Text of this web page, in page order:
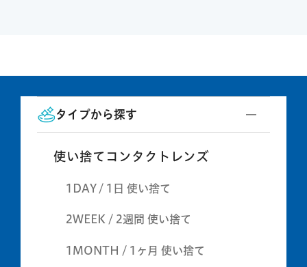
タイプから探す
使い捨てコンタクトレンズ
1DAY / 1日 使い捨て
2WEEK / 2週間 使い捨て
1MONTH / 1ヶ月 使い捨て